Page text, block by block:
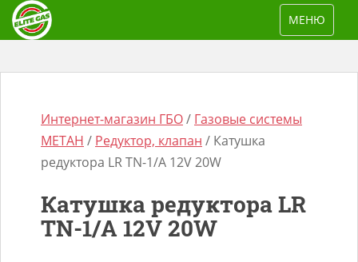
p
TOGGLE
МЕНЮ
Поиск
Интернет-магазин ГБО/ Газовые системы
МЕТАН / Редуктор, клапан / Катушка
редуктора LR TN-1/A 12V 20W
Катушка редуктора LR
TN-1/A 12V 20W